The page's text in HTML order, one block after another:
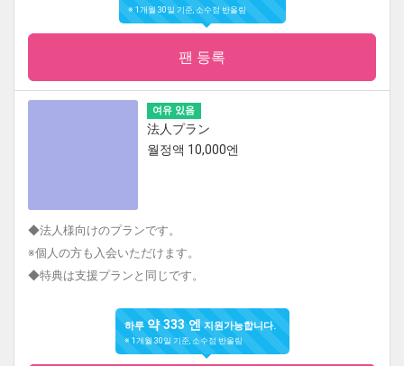
※ 1개월 30일 기준, 소수점 반올림
팬 등록
여유 있음
法人プラン
월정액 10,000엔
◆法人様向けのプランです。
※個人の方も入会いただけます。
◆特典は支援プランと同じです。
하루약 333 엔지원가능합니다.
※ 1개월 30일 기준, 소수점 반올림